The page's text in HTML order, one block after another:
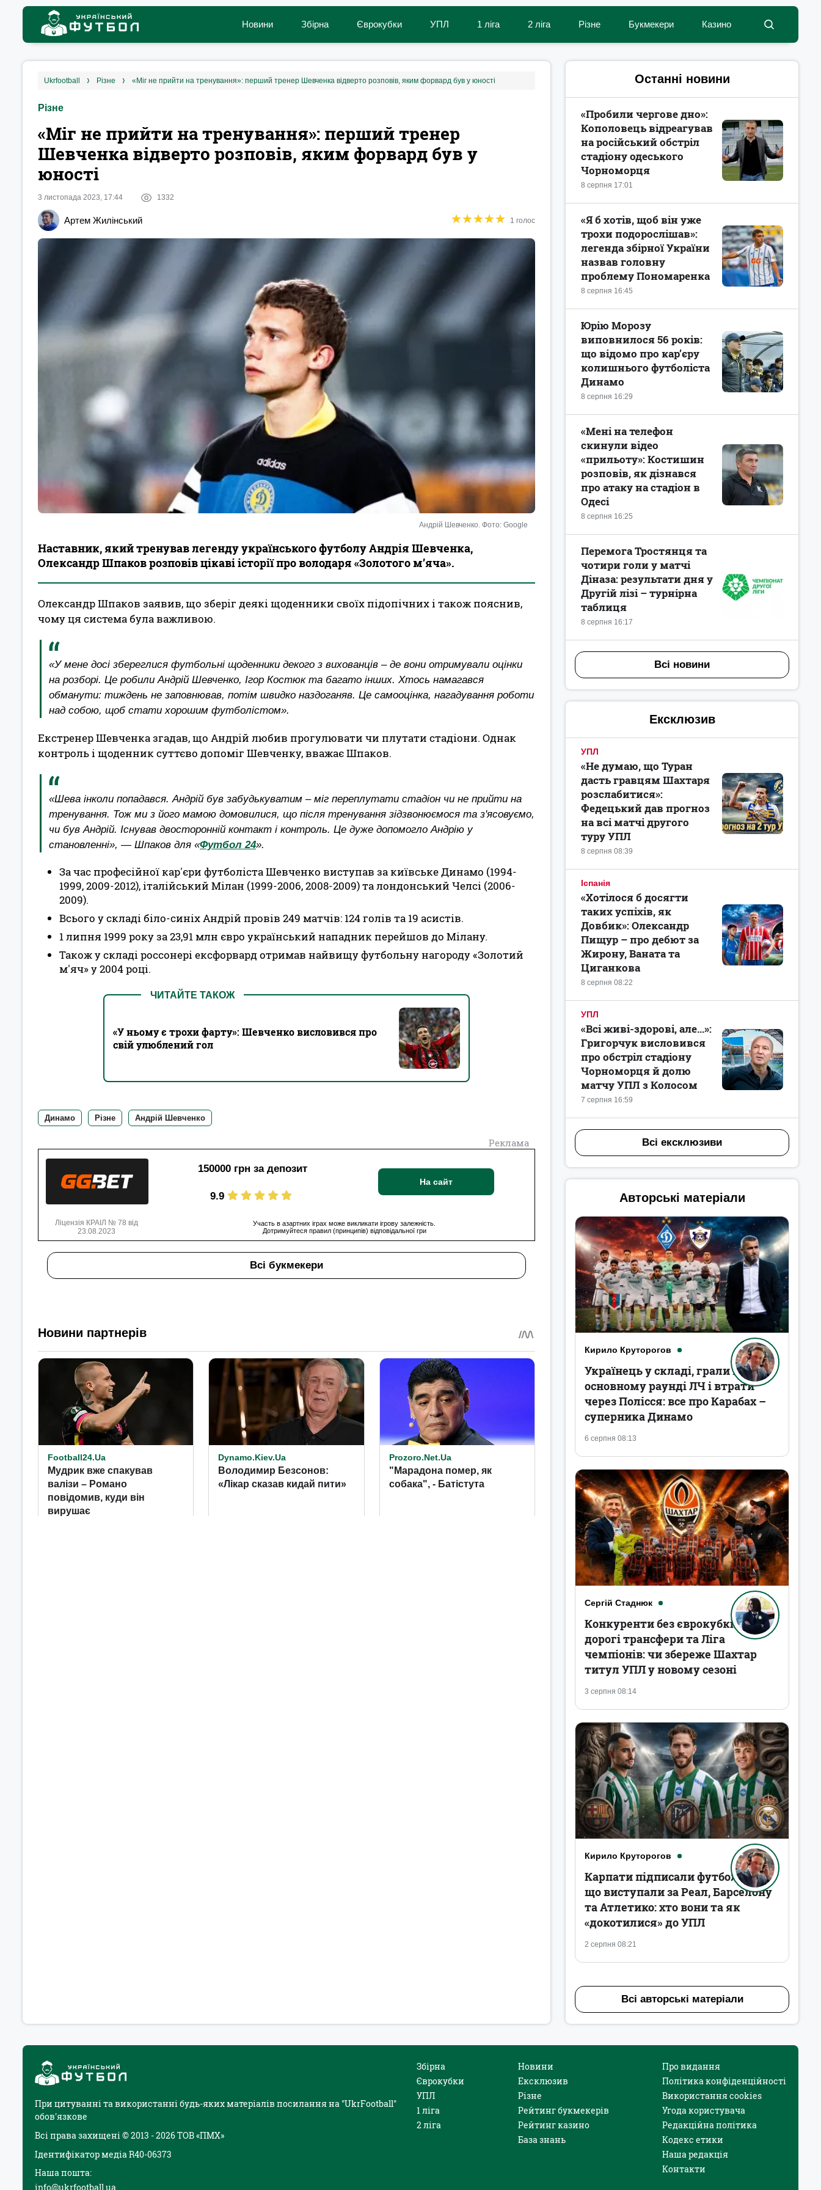
Новини Збірна Єврокубки УПЛ 1 ліга 2 ліга Різне Букмекери Казино
ukrfootball різне «Міг не прийти на тренування»: перший тренер Шевченка відверто розповів, яким форвард був у юності
Різне
«Міг не прийти на тренування»: перший тренер
Шевченка відверто розповів, яким форвард був у
юності
3 листопада 2023, 17:44 1332
Артем Жилінський ★★★★★
★★★★★ 1 голос
Андрій Шевченко. Фото: Google
Наставник, який тренував легенду українського футболу Андрія Шевченка,
Олександр Шпаков розповів цікаві історії про володаря «Золотого м’яча».
Олександр Шпаков заявив, що зберіг деякі щоденники своїх підопічних і також пояснив,
чому ця система була важливою.
«У мене досі збереглися футбольні щоденники декого з вихованців – де вони отримували оцінки
на розборі. Це робили Андрій Шевченко, Ігор Костюк та багато інших. Хтось намагався
обманути: тиждень не заповнював, потім швидко наздоганяв. Це самооцінка, нагадування роботи
над собою, щоб стати хорошим футболістом».
Екстренер Шевченка згадав, що Андрій любив прогулювати чи плутати стадіони. Однак
контроль і щоденник суттєво допоміг Шевченку, вважає Шпаков.
«Шева інколи попадався. Андрій був забудькуватим – міг переплутати стадіон чи не прийти на
тренування. Тож ми з його мамою домовилися, що після тренування зідзвонюємося та з'ясовуємо,
чи був Андрій. Існував двосторонній контакт і контроль. Це дуже допомогло Андрію у
становленні», — Шпаков для «Футбол 24».
За час професійної кар'єри футболіста Шевченко виступав за київське Динамо (1994-
1999, 2009-2012), італійський Мілан (1999-2006, 2008-2009) та лондонський Челсі (2006-
2009).
Всього у складі біло-синіх Андрій провів 249 матчів: 124 голів та 19 асистів.
1 липня 1999 року за 23,91 млн євро український нападник перейшов до Мілану.
Також у складі россонері ексфорвард отримав найвищу футбольну нагороду «Золотий
м'яч» у 2004 році.
ЧИТАЙТЕ ТАКОЖ
«У ньому є трохи фарту»: Шевченко висловився про
свій улюблений гол
Динамо Різне Андрій Шевченко
Реклама
150000 грн за депозит
9.9
На сайт
Ліцензія КРАІЛ № 78 від
23.08.2023
Участь в азартних іграх може викликати ігрову залежність.
Дотримуйтеся правил (принципів) відповідальної гри
Всі букмекери
Останні новини
8 серпня 17:01
«Пробили чергове дно»:
Кополовець відреагував
на російський обстріл
стадіону одеського
Чорноморця
8 серпня 16:45
«Я б хотів, щоб він уже
трохи подорослішав»:
легенда збірної України
назвав головну
проблему Пономаренка
8 серпня 16:29
Юрію Морозу
виповнилося 56 років:
що відомо про кар’єру
колишнього футболіста
Динамо
8 серпня 16:25
«Мені на телефон
скинули відео
«прильоту»: Костишин
розповів, як дізнався
про атаку на стадіон в
Одесі
8 серпня 16:17
Перемога Тростянця та
чотири голи у матчі
Діназа: результати дня у
Другій лізі – турнірна
таблиця
Всі новини
Ексклюзив
УПЛ
8 серпня 08:39
«Не думаю, що Туран
дасть гравцям Шахтаря
розслабитися»:
Федецький дав прогноз
на всі матчі другого
туру УПЛ
Іспанія
8 серпня 08:22
«Хотілося б досягти
таких успіхів, як
Довбик»: Олександр
Пищур – про дебют за
Жирону, Ваната та
Циганкова
УПЛ
7 серпня 16:59
«Всі живі-здорові, але...»:
Григорчук висловився
про обстріл стадіону
Чорноморця й долю
матчу УПЛ з Колосом
Всі ексклюзиви
Авторські матеріали
Кирило Круторогов
6 серпня 08:13
Українець у складі, грали в
основному раунді ЛЧ і втрати
через Полісся: все про Карабах –
суперника Динамо
Сергій Стаднюк
3 серпня 08:14
Конкуренти без єврокубків,
дорогі трансфери та Ліга
чемпіонів: чи збереже Шахтар
титул УПЛ у новому сезоні
Кирило Круторогов
2 серпня 08:21
Карпати підписали футболістів,
що виступали за Реал, Барселону
та Атлетико: хто вони та як
«докотилися» до УПЛ
Всі авторські матеріали
При цитуванні та використанні будь-яких матеріалів посилання на "UkrFootball"
обов'язкове
Всі права захищені © 2013 - 2026 ТОВ «ПМХ»
Ідентифікатор медіа R40-06373
Наша пошта:
info@ukrfootball.ua
Збірна
Єврокубки
УПЛ
1 ліга
2 ліга
Новини
Ексклюзив
Різне
Рейтинг букмекерів
Рейтинг казино
База знань
Про видання
Політика конфіденційності
Використання cookies
Угода користувача
Редакційна політика
Кодекс етики
Наша редакція
Контакти